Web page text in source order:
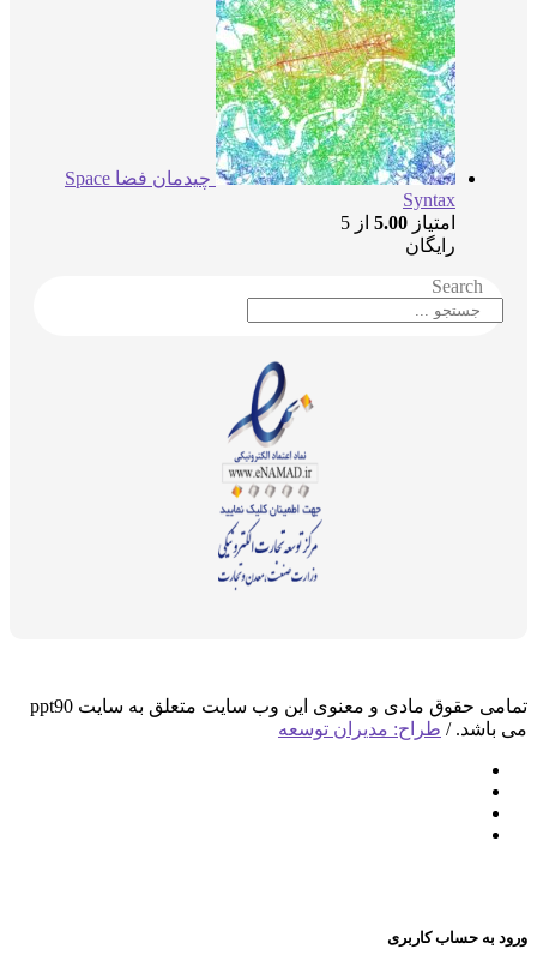
چیدمان فضا Space
5.00از 5
تمامی حقوق مادی و معنوی این وب سایت متعلق به سایت ppt90
/ طراح: مدیران توسعه
حساب کاربری